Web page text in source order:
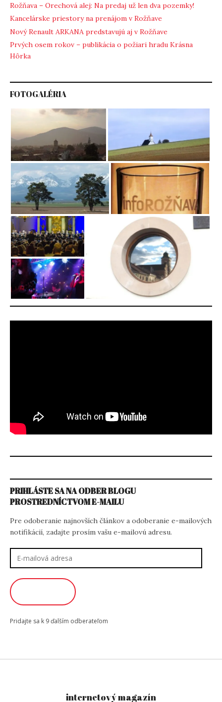
Rožňava – Orechová alej: Na predaj už len dva pozemky!
Kancelárske priestory na prenájom v Rožňave
Nový Renault ARKANA predstavujú aj v Rožňave
Prvých osem rokov – publikácia o požiari hradu Krásna
Hôrka
FOTOGALÉRIA
PRIHLÁSTE SA NA ODBER BLOGU
PROSTREDNÍCTVOM E-MAILU
Pre odoberanie najnovších článkov a odoberanie e-mailových
notifikácií, zadajte prosím vašu e-mailovú adresu.
adresa
Pridajte sa k 9 ďalším odberateľom
internetový magazín